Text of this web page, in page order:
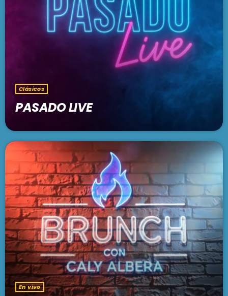
BARCELONA
MALLORCA
PODCASTS
TIENDA
En vivo
BRUNCH
1:00 pm - 3:00 pm
Clásicos
PASADO LIVE
En vivo